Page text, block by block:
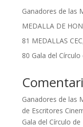
Ganadores de las
MEDALLA DE
81 MEDALLAS
80 Gala del
Ganadores de las
de Escritores
Gala del Círculo